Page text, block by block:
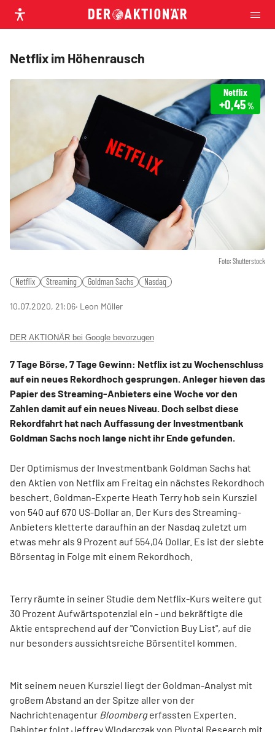
Netflix im Höhenrausch
Foto: Shutterstock
Netflix
+0,45%
Netflix Streaming Goldman Sachs Nasdaq
10.07.2020, 21:06‧ Leon Müller
DER AKTIONÄR bei Google bevorzugen
7 Tage Börse, 7 Tage Gewinn: Netflix ist zu Wochenschluss
auf ein neues Rekordhoch gesprungen. Anleger hieven das
Papier des Streaming-Anbieters eine Woche vor den
Zahlen damit auf ein neues Niveau. Doch selbst diese
Rekordfahrt hat nach Auffassung der Investmentbank
Goldman Sachs noch lange nicht ihr Ende gefunden.
Der Optimismus der Investmentbank Goldman Sachs hat
den Aktien von Netflix am Freitag ein nächstes Rekordhoch
beschert. Goldman-Experte Heath Terry hob sein Kursziel
von 540 auf 670 US-Dollar an. Der Kurs des Streaming-
Anbieters kletterte daraufhin an der Nasdaq zuletzt um
etwas mehr als 9 Prozent auf 554,04 Dollar. Es ist der siebte
Börsentag in Folge mit einem Rekordhoch.
Terry räumte in seiner Studie dem Netflix-Kurs weitere gut
30 Prozent Aufwärtspotenzial ein - und bekräftigte die
Aktie entsprechend auf der "Conviction Buy List", auf die
nur besonders aussichtsreiche Börsentitel kommen.
Mit seinem neuen Kursziel liegt der Goldman-Analyst mit
großem Abstand an der Spitze aller von der
Nachrichtenagentur Bloombergerfassten Experten.
Dahinter folgt Jeffrey Wlodarczak von Pivotal Research mit